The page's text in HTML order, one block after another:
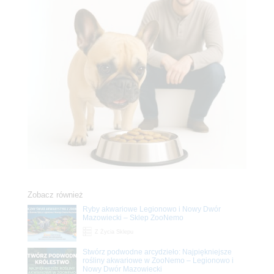
Zobacz również
Ryby akwariowe Legionowo i Nowy Dwór
Mazowiecki – Sklep ZooNemo
Stwórz podwodne arcydzieło: Najpiękniejsze
rośliny akwariowe w ZooNemo – Legionowo i
Nowy Dwór Mazowiecki